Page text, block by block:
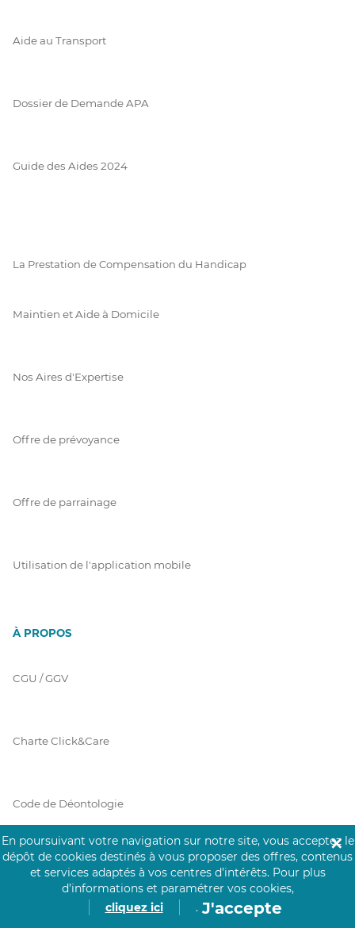
Aide au Transport
Dossier de Demande APA
Guide des Aides 2024
La Prestation de Compensation du Handicap
Maintien et Aide à Domicile
Nos Aires d'Expertise
Offre de prévoyance
Offre de parrainage
Utilisation de l'application mobile
À PROPOS
CGU / GGV
Charte Click&Care
Code de Déontologie
Mentions Légales
En poursuivant votre navigation sur notre site, vous acceptez le
dépôt de cookies destinés à vous proposer des offres, contenus
et services adaptés à vos centres d’intérêts. Pour plus
d’informations et paramétrer vos cookies,
cliquez ici
. J'accepte
✕